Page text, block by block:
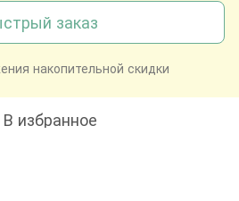
заказ
накопительной скидки
В избранное